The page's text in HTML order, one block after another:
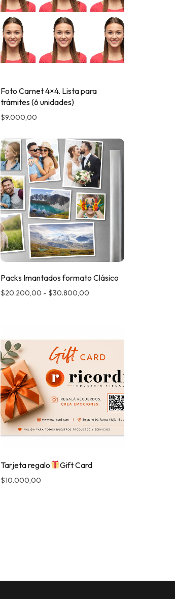
Foto Carnet 4×4. Lista para
trámites (6 unidades)
$9.000,00
Packs Imantados formato Clásico
$20.200,00 - $30.800,00
Tarjeta regalo Gift Card
$10.000,00